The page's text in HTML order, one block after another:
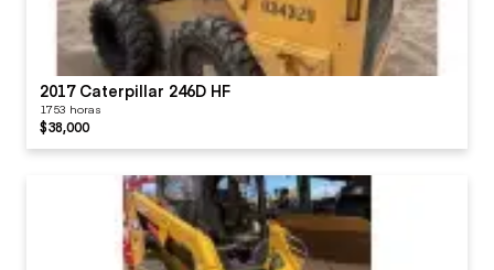
2017 Caterpillar 246D HF
1753 horas
$38,000